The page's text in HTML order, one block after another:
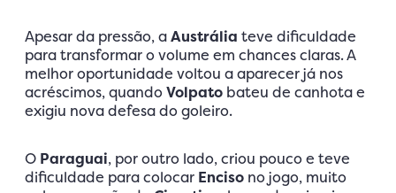
Apesar da pressão, aAustrália teve dificuldade
para transformar o volume em chances claras. A
melhor oportunidade voltou a aparecer já nos
acréscimos, quandoVolpato bateu de canhota e
exigiu nova defesa do goleiro.
O Paraguai, por outro lado, criou pouco e teve
dificuldade para colocar Enciso no jogo, muito